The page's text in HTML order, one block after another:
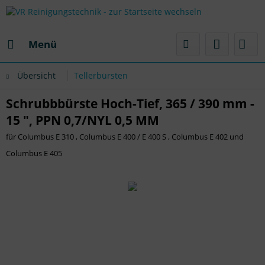
Menü
Übersicht Tellerbürsten
Schrubbbürste Hoch-Tief, 365 / 390 mm -
15 ", PPN 0,7/NYL 0,5 MM
für Columbus E 310 , Columbus E 400 / E 400 S , Columbus E 402 und
Columbus E 405